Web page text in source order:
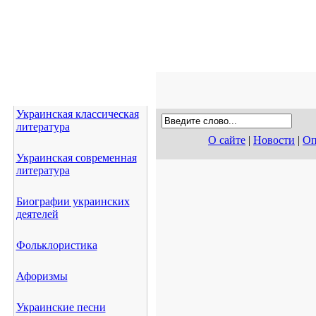
Украинская классическая
литература
Украинская современная
литература
Биографии украинских
деятелей
Фольклористика
Афоризмы
Украинские песни
О сайте | Новости |